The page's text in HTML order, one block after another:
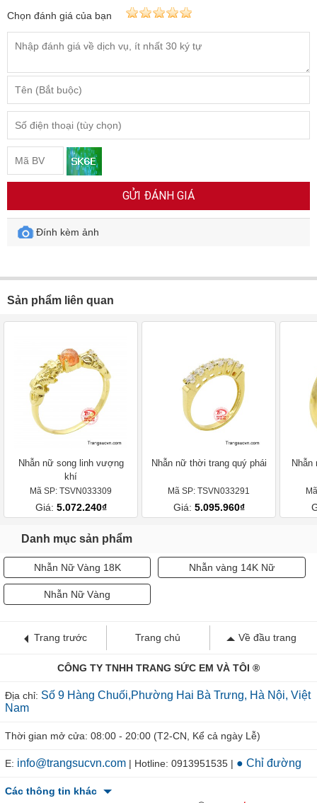
Chọn đánh giá của bạn
GỬI ĐÁNH GIÁ
Đính kèm ảnh
Sản phẩm liên quan
Nhẫn nữ song linh vượng
khí
Mã SP: TSVN033309
Giá: 5.072.240₫
Nhẫn nữ thời trang quý phái
Mã SP: TSVN033291
Giá: 5.095.960₫
Danh mục sản phẩm
Nhẫn Nữ Vàng 18K Nhẫn vàng 14K Nữ
Nhẫn Nữ Vàng
Trang trước Trang chủ Về đầu trang
CÔNG TY TNHH TRANG SỨC EM VÀ TÔI ®
Địa chỉ: Số 9 Hàng Chuối,Phường Hai Bà Trưng, Hà Nội, Việt
Nam
Thời gian mở cửa: 08:00 - 20:00 (T2-CN, Kể cả ngày Lễ)
E: info@trangsucvn.com | Hotline: 0913951535 | ● Chỉ đường
Các thông tin khác